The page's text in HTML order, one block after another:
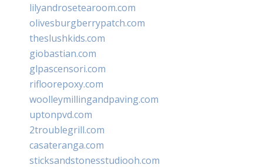
lilyandrosetearoom.com
olivesburgberrypatch.com
theslushkids.com
giobastian.com
glpascensori.com
rifloorepoxy.com
woolleymillingandpaving.com
uptonpvd.com
2troublegrill.com
casateranga.com
sticksandstonesstudiooh.com